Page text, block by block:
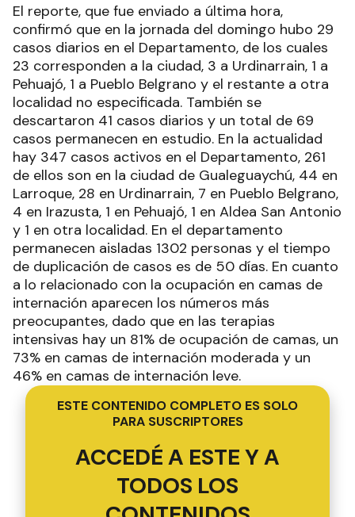
El reporte, que fue enviado a última hora,
confirmó que en la jornada del domingo hubo 29
casos diarios en el Departamento, de los cuales
23 corresponden a la ciudad, 3 a Urdinarrain, 1 a
Pehuajó, 1 a Pueblo Belgrano y el restante a otra
localidad no especificada. También se
descartaron 41 casos diarios y un total de 69
casos permanecen en estudio. En la actualidad
hay 347 casos activos en el Departamento, 261
de ellos son en la ciudad de Gualeguaychú, 44 en
Larroque, 28 en Urdinarrain, 7 en Pueblo Belgrano,
4 en Irazusta, 1 en Pehuajó, 1 en Aldea San Antonio
y 1 en otra localidad. En el departamento
permanecen aisladas 1302 personas y el tiempo
de duplicación de casos es de 50 días. En cuanto
a lo relacionado con la ocupación en camas de
internación aparecen los números más
preocupantes, dado que en las terapias
intensivas hay un 81% de ocupación de camas, un
73% en camas de internación moderada y un
46% en camas de internación leve.
ESTE CONTENIDO COMPLETO ES SOLO
PARA SUSCRIPTORES
ACCEDÉ A ESTE Y A
TODOS LOS